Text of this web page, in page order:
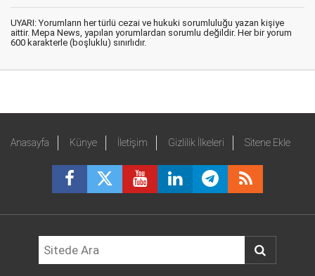
UYARI: Yorumların her türlü cezai ve hukuki sorumluluğu yazan kişiye
aittir. Mepa News, yapılan yorumlardan sorumlu değildir. Her bir yorum
600 karakterle (boşluklu) sınırlıdır.
Anasayfa Künye İletişim Gizlilik İlkeleri Sitene Ekle